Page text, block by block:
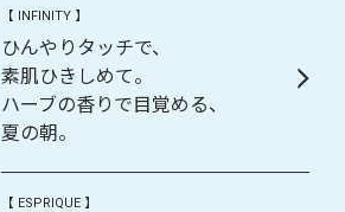
【 INFINITY 】
ひんやりタッチで、
素肌ひきしめて。
ハーブの香りで目覚める、
夏の朝。
【 ESPRIQUE 】